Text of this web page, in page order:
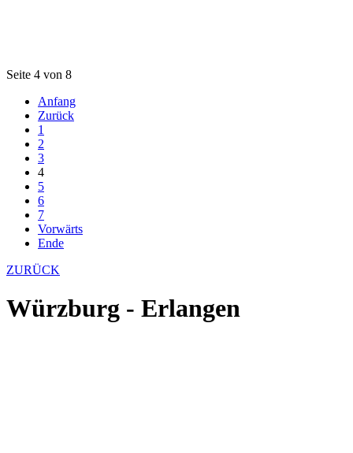
Seite 4 von 8
Anfang
Zurück
1
2
3
4
5
6
7
Vorwärts
Ende
ZURÜCK
Würzburg - Erlangen